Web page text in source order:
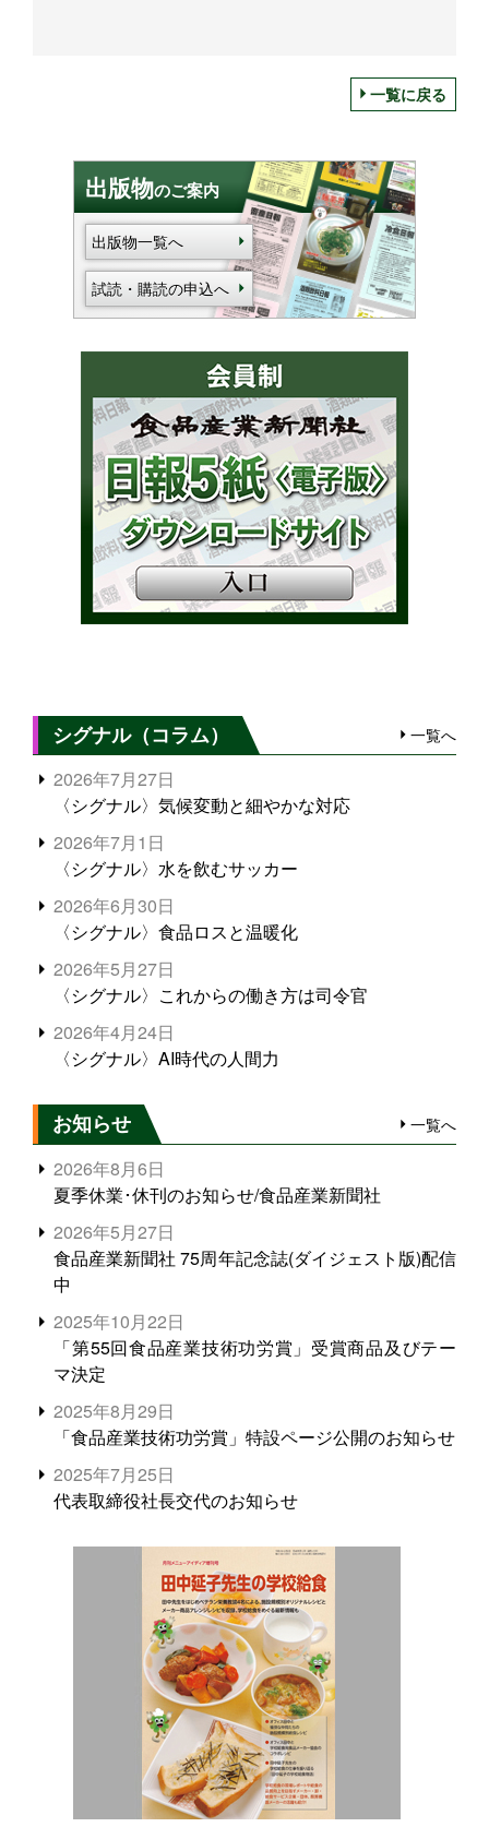
一覧に戻る
出版物のご案内
出版物一覧へ
試読・購読の申込へ
シグナル（コラム） 一覧へ
2026年7月27日
〈シグナル〉気候変動と細やかな対応
2026年7月1日
〈シグナル〉水を飲むサッカー
2026年6月30日
〈シグナル〉食品ロスと温暖化
2026年5月27日
〈シグナル〉これからの働き方は司令官
2026年4月24日
〈シグナル〉AI時代の人間力
お知らせ 一覧へ
2026年8月6日
夏季休業･休刊のお知らせ/食品産業新聞社
2026年5月27日
食品産業新聞社 75周年記念誌(ダイジェスト版)配信
中
2025年10月22日
「第55回食品産業技術功労賞」受賞商品及びテー
マ決定
2025年8月29日
「食品産業技術功労賞」特設ページ公開のお知らせ
2025年7月25日
代表取締役社長交代のお知らせ